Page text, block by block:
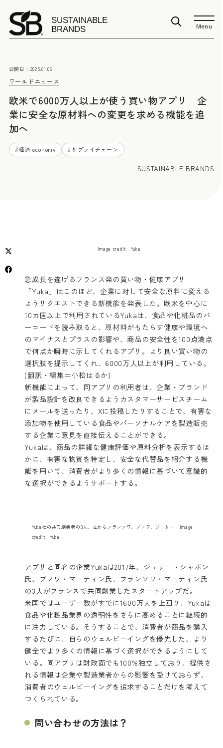
Menu
ワールドニュース
公開日： 2025.01.06
欧米で6000万人以上が使う買い物アプリ 企
業に安全な原材料への変更を求める機能を追
加へ
#経済 economy #サプライチェーン
SUSTAINABLE BRANDS
Image credit：Yuka
急成長を遂げるフランス発の買い物・健康アプリ
「Yuka」 はこのほど、企業に対して安全な原料に変える
ようリクエストできる新機能を発表した。欧米を中心に
10カ国以上で利用されているYukaは、食品や化粧品のバ
ーコードを読み取ると、原材料がもたらす健康や環境へ
のマイナスとプラスの影響や、商品の安全性を100点満点
で何点か瞬時に示してくれるアプリ。より良い買い物の
選択肢を提示してくれ、6000万人以上が利用している。
(翻訳・編集＝小松はるか)
新機能によって、同アプリの利用者は、企業・ブランド
が製品設計を改良できるようカスタマーサービスチーム
にメールを送ったり、Xに投稿したりすることで、有害な
添加物を使用している食品やパーソナルケアを製造販売
する企業に意見を直接伝えることができる。
Yukaは、商品の詳細な健康評価や原料分析を表示するほ
かに、有害な物質を特定し、安全な代替品を紹介する機
能を用いて、消費者がより多くの情報に基づいて意識的
な選択ができるようサポートする。
Yuka社の共同創業者の3人。左からフランソワ、ブノワ、ジュリー Image
credit：Yuka
アプリと同名の企業Yukaは2017年、ジュリー・シャポン
氏、ブノワ・マーティン氏、フランソワ・マーティン氏
の3人がフランスで共同創業したスタートアップだ。
米国ではユーザー数がすでに1600万人を上回り、Yukaは
食品や化粧品業界の透明性をさらに高めることに継続的
に注力している。そうすることで、消費者が商品を購入
するたびに、自らのウェルビーイングを優先した、より
健全でより多くの情報に基づく選択ができるようにして
いる。同アプリは財政面でも100%独立しており、提供さ
れる情報は企業や製造業者からの影響を受けておらず、
消費者のウェルビーイングを追求することだけを考えて
つくられている。
問い合わせの方法は？